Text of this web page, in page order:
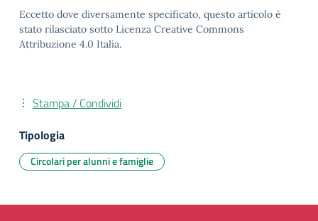
Eccetto dove diversamente specificato, questo articolo è
stato rilasciato sotto Licenza Creative Commons
Attribuzione 4.0 Italia.
Stampa / Condividi
Tipologia
Circolari per alunni e famiglie